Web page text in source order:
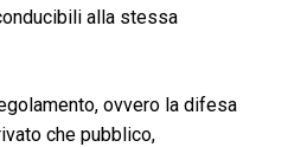
alla stessa
ovvero la difesa
che pubblico,